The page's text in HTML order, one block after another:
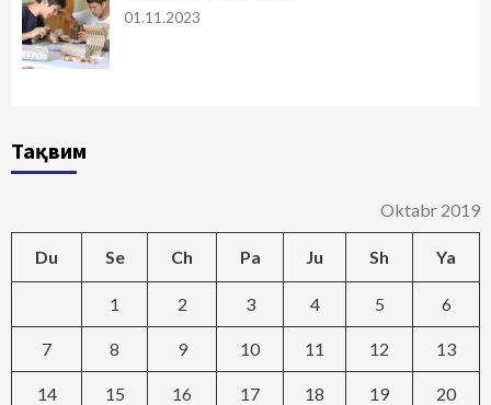
01.11.2023
Тақвим
Oktabr 2019
Du Se Ch Pa Ju Sh Ya
1 2 3 4 5 6
7 8 9 10 11 12 13
14 15 16 17 18 19 20